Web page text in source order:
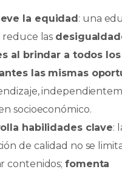
la equidad: una
reduce las
al brindar a todos los
las mismas
socioeconómico.
habilidades clave:
de calidad no se
contenidos; fomenta